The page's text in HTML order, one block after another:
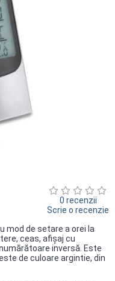
0 recenzii
Scrie o recenzie
mod de setare a orei la
ceas, afişaj cu
inversă. Este
de culoare argintie, din